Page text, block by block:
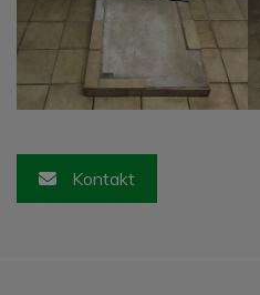
Kontakt